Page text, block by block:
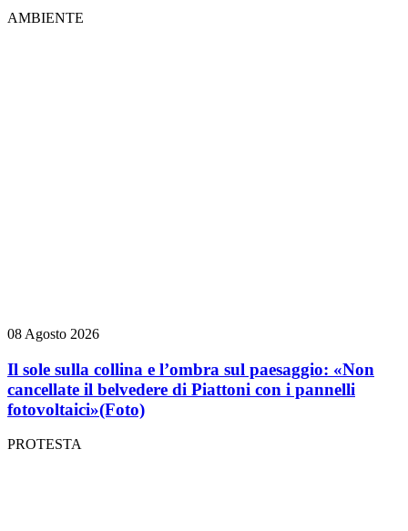
AMBIENTE
08 Agosto 2026
Il sole sulla collina e l’ombra sul paesaggio: «Non
cancellate il belvedere di Piattoni con i pannelli
fotovoltaici»(Foto)
PROTESTA